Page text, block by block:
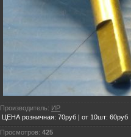
Производитель: ИР
ЦЕНА розничная: 70руб | от 10шт: 60руб
Просмотров: 425